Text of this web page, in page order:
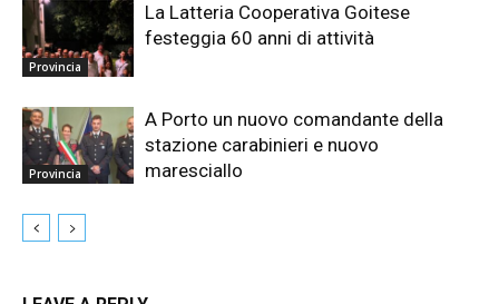
Provincia
La Latteria Cooperativa Goitese
festeggia 60 anni di attività
Provincia
A Porto un nuovo comandante della
stazione carabinieri e nuovo
maresciallo